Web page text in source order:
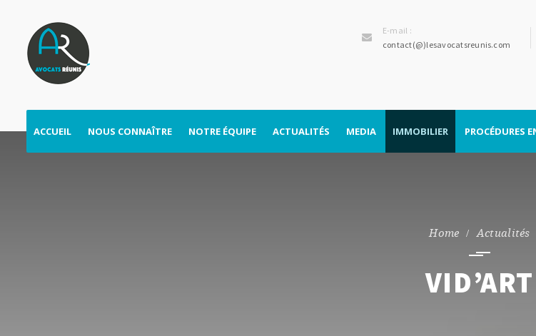
E-mail :
contact(@)lesavocatsreunis.com
ACCUEIL NOUS CONNAÎTRE NOTRE ÉQUIPE ACTUALITÉS MEDIA IMMOBILIER PROCÉDURES
Actualités
VID’ART